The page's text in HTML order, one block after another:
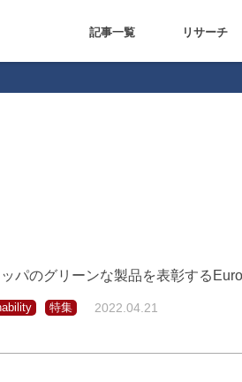
記事一覧
FinTech
FoodTech
Health Care
IoT
Mobility
特集
基本情報
リサーチ
イベント
リサーチ
パのグリーンな製品を表彰する
特集 2022.04.21